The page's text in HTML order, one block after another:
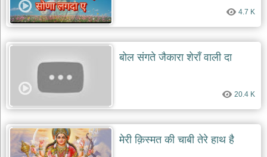
आज
का
भजन
bhajan
भजन
जोड़ें
add
4.7 K
बोल संगते जैकारा शेराँ वाली दा
20.4 K
मेरी क़िस्मत की चाबी तेरे हाथ है